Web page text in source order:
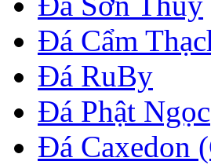
Đá Cẩm
Đá RuBy
Đá Phật Ngọc
Đá Caxedon